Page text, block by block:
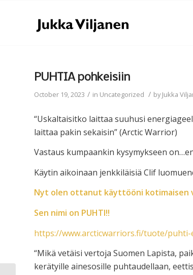
PUHTIA pohkeisiin
October 19, 2023 / in Uncategorized / byJukka
“Uskaltaisitko laittaa suuhusi
laittaa pakin sekaisin” (Arctic Warrior)
Vastaus kumpaankin kysymykseen
Käytin aikoinaan jenkkiläisiä Clif
Nyt olen ottanut käyttööni kotimaisen
Sen nimi on PUHTI!!
https://www.arcticwarriors.fi/tuote/
“Mikä vetäisi vertoja Suomen Lapista,
kerätyille ainesosille puhtaudellaan,